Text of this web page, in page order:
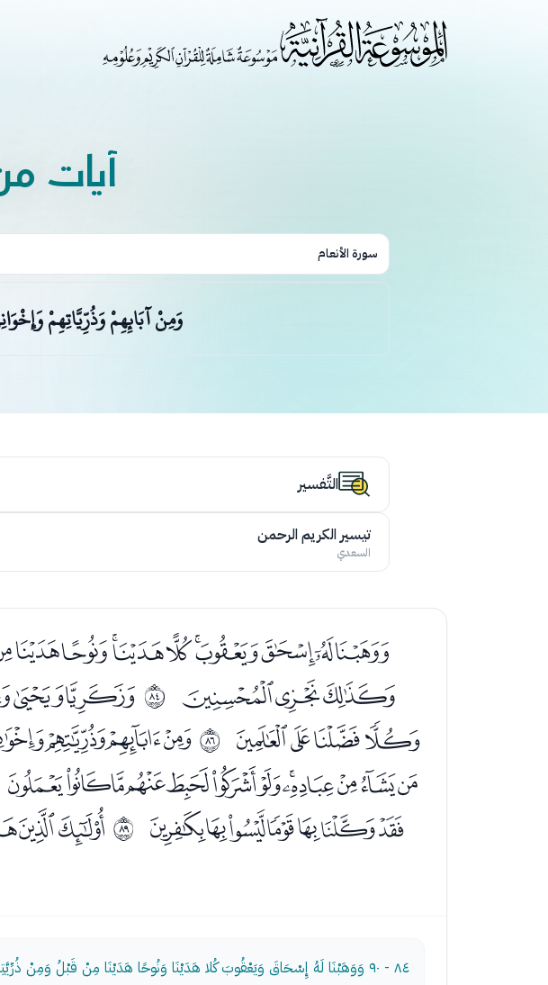
آيات
سورة الأنعام
وَمِنْ آبَائِهِمْ وَذُرِّيَّاتِهِمْ
التَّفسير
تيسير الكريم الرحمن
السعدي
ﮄﮅﮆ ﱓ
ﮖﮗﮘﮙ ﱕ
ﮫﮬﮭﮮﮯﮰﮱﯓﯔﯕﯖﯗ
ﯤﯥﯦﯧﯨﯩﯪ ﱘ
٨٤ - ٩٠
وَوَهَبْنَا لَهُ إِسْحَاقَ وَيَعْقُوبَ كُلا هَدَيْنَا وَنُوحًا هَدَيْنَا مِنْ قَبْلُ وَمِنْ